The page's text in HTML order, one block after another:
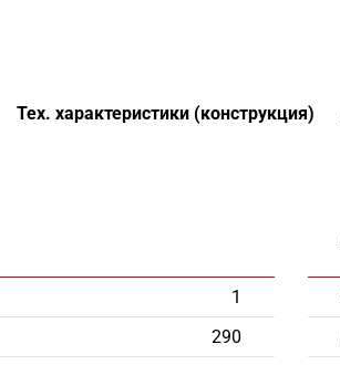
Тех. характеристики (конструкция)
1
290